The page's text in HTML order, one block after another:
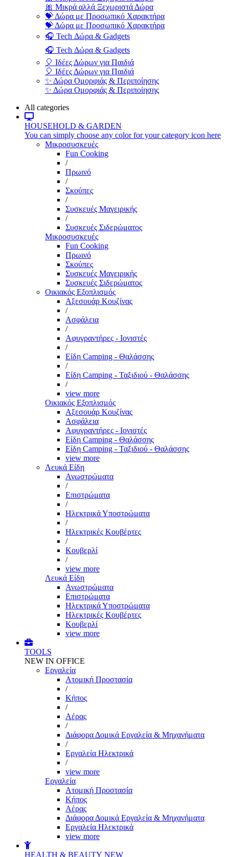
🎀 Μικρά αλλά Ξεχωριστά Δώρα
💝 Δώρα με Προσωπικό Χαρακτήρα
💝 Δώρα με Προσωπικό Χαρακτήρα
🎧 Tech Δώρα & Gadgets
🎧 Tech Δώρα & Gadgets
🎈 Ιδέες Δώρων για Παιδιά
🎈 Ιδέες Δώρων για Παιδιά
✨ Δώρα Ομορφιάς & Περιποίησης
✨ Δώρα Ομορφιάς & Περιποίησης
All categories
HOUSEHOLD & GARDEN
You can simply choose any color for your category icon here
Μικροσυσκευές
Fun Cooking
/
Πρωινό
/
Σκούπες
/
Συσκευές Μαγειρικής
/
Συσκευές Σιδερώματος
Μικροσυσκευές
Fun Cooking
Πρωινό
Σκούπες
Συσκευές Μαγειρικής
Συσκευές Σιδερώματος
Οικιακός Εξοπλισμός
Αξεσουάρ Κουζίνας
/
Ασφάλεια
/
Αφυγραντήρες - Ιονιστές
/
Είδη Camping - Θαλάσσης
/
Είδη Camping - Ταξιδιού - Θαλάσσης
/
view more
Οικιακός Εξοπλισμός
Αξεσουάρ Κουζίνας
Ασφάλεια
Αφυγραντήρες - Ιονιστές
Είδη Camping - Θαλάσσης
Είδη Camping - Ταξιδιού - Θαλάσσης
view more
Λευκά Είδη
Ανωστρώματα
/
Επιστρώματα
/
Ηλεκτρικά Υποστρώματα
/
Ηλεκτρικές Κουβέρτες
/
Κουβερλί
/
view more
Λευκά Είδη
Ανωστρώματα
Επιστρώματα
Ηλεκτρικά Υποστρώματα
Ηλεκτρικές Κουβέρτες
Κουβερλί
view more
TOOLS
NEW IN OFFICE
Εργαλεία
Aτομική Προστασία
/
Kήπος
/
Αέρας
/
Διάφορα Δομικά Εργαλεία & Μηχανήματα
/
Εργαλεία Ηλεκτρικά
/
view more
Εργαλεία
Aτομική Προστασία
Kήπος
Αέρας
Διάφορα Δομικά Εργαλεία & Μηχανήματα
Εργαλεία Ηλεκτρικά
view more
HEALTH & BEAUTY NEW